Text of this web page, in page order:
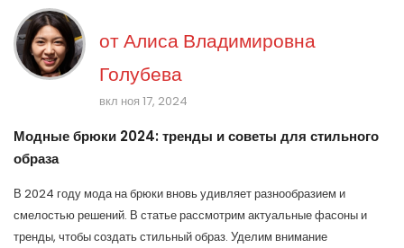
отАлиса Владимировна
Голубева
вкл ноя 17, 2024
Модные брюки 2024: тренды и советы для стильного
образа
В 2024 году мода на брюки вновь удивляет разнообразием и
смелостью решений. В статье рассмотрим актуальные фасоны и
тренды, чтобы создать стильный образ. Уделим внимание